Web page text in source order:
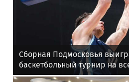
Сборная Подмосковья
баскетбольный турнир на
универсиаде